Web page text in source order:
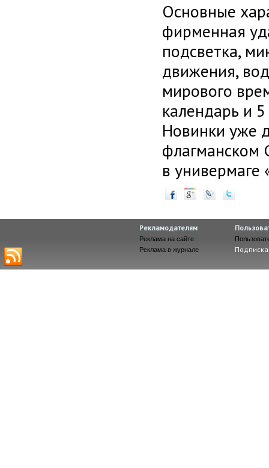
Основные
фирменная
подсветка,
движения,
мирового
календарь и
Новинки уже
флагманском
в универмаге
Рекламодателям
Реклама на сайте
Реклама в журнале